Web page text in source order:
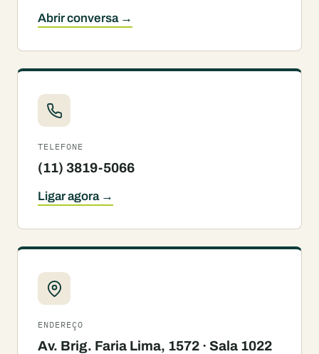
Abrir conversa →
TELEFONE
(11) 3819-5066
Ligar agora →
ENDEREÇO
Av. Brig. Faria Lima, 1572 · Sala 1022